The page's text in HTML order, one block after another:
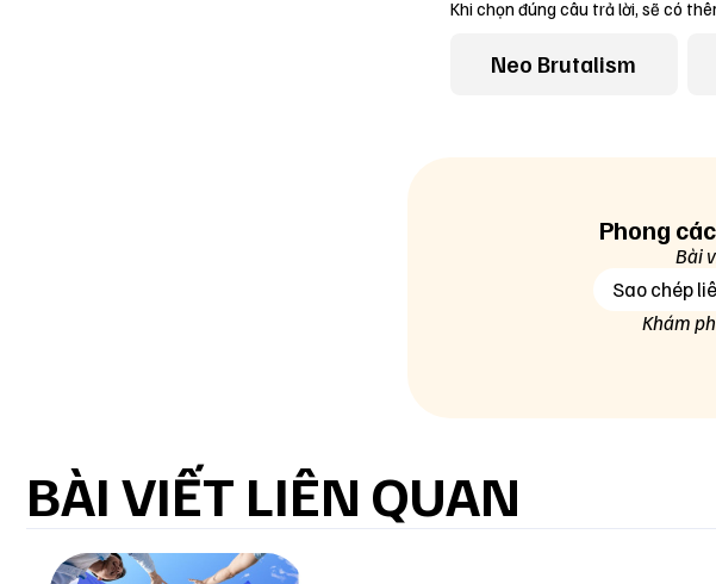
Khi chọn đúng câu trả lời, sẽ có
Neo Brutalism
Phong
Bài
Sao chép
Khám
BÀI VIẾT LIÊN QUAN